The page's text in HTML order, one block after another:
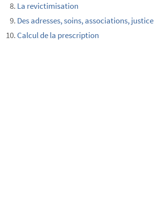
La revictimisation
Des adresses, soins, associations, justice
Calcul de la prescription